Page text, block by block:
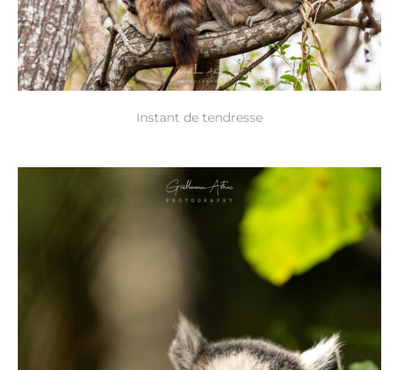
Instant de tendresse